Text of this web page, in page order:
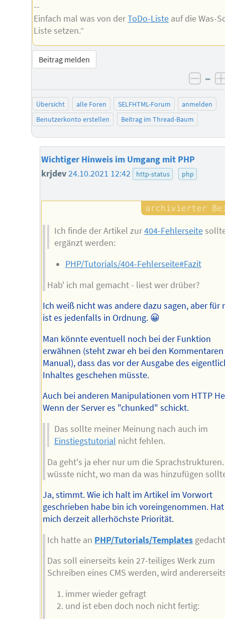
--
Einfach mal was von derToDo-Liste auf die Was-
Liste setzen.“
Beitrag melden
–
Übersicht alle Foren SELFHTML-Forum
anmelden
Benutzerkonto erstellen
Beitrag im Thread-Baum
Wichtiger Hinweis im Umgang mit PHP
krjdev24.10.2021 12:42 http-status php
Ich finde der Artikel zur404-Fehlerseite
ergänzt werden:
PHP/Tutorials/404-Fehlerseite#Fazit
Hab' ich mal gemacht - liest wer drüber?
Ich weiß nicht was andere dazu sagen, aber für
ist es jedenfalls in Ordnung. 😀
Man könnte eventuell noch bei der Funktion
erwähnen (steht zwar eh bei den
Manual), dass das vor der Ausgabe des
Inhaltes geschehen müsste.
Auch bei anderen Manipulationen vom HTTP
Wenn der Server es "chunked" schickt.
Das sollte meiner Meinung nach auch im
Einstiegstutorial nicht fehlen.
Da geht's ja eher nur um die
wüsste nicht, wo man da was hinzufügen
Ja, stimmt. Wie ich halt im Artikel im Vorwort
geschrieben habe bin ich voreingenommen.
mich derzeit allerhöchste Priorität.
Ich hatte an PHP/Tutorials/Templates
Das soll einerseits kein 27-teiliges Werk zum
Schreiben eines CMS werden, wird
immer wieder gefragt
und ist eben doch noch nicht fertig: